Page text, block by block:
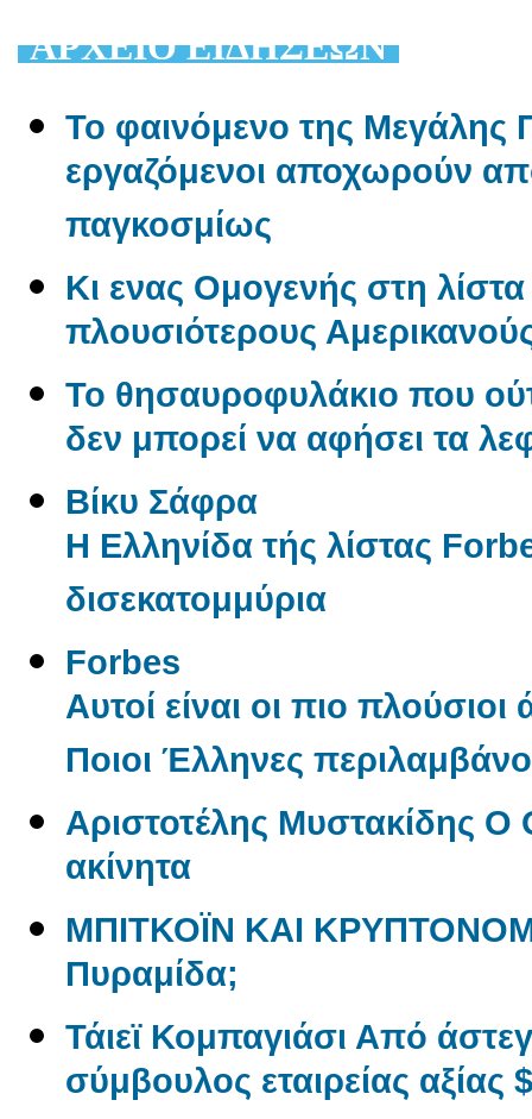
AΡΧΕΙΟ ΕΙΔΗΣΕΩΝ
Το φαινόμενο της Μεγάλης
εργαζόμενοι αποχωρούν
παγκοσμίως
Κι ενας Ομογενής στη
πλουσιότερους
Το θησαυροφυλάκιο που
δεν μπορεί να αφήσει τα
Βίκυ Σάφρα
Η Ελληνίδα τής λίστας
δισεκατομμύρια
Forbes
Αυτοί είναι οι πιο
Ποιοι Έλληνες
Αριστοτέλης Μυστακίδης
ακίνητα
ΜΠΙΤΚΟΪΝ ΚΑΙ
Πυραμίδα;
Τάιεϊ Κομπαγιάσι Από
σύμβουλος εταιρείας αξίας